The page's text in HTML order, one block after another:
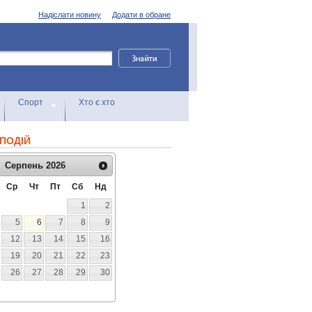
Додати в обране
Надіслати новину
Спорт Хто є хто
Серпень 2026
Ср Чт Пт Сб
Нд
1
2
5 6 7 8
9
12 13 14 15
16
19 20 21 22
23
26 27 28 29
30